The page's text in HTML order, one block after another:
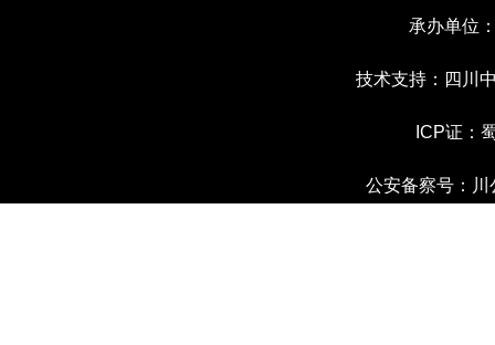
承办单位
技术支持：四川
ICP证：
公安备察号：